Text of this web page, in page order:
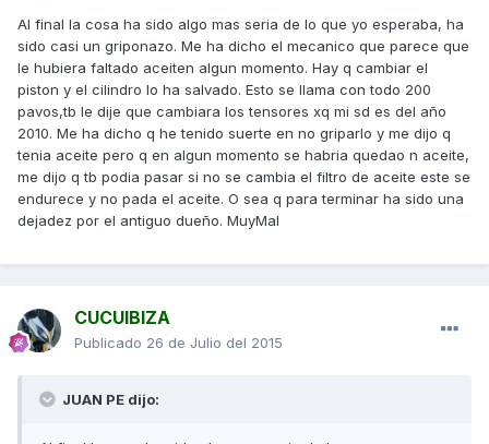
Al final la cosa ha sido algo mas seria de lo que yo esperaba, ha
sido casi un griponazo. Me ha dicho el mecanico que parece que
le hubiera faltado aceiten algun momento. Hay q cambiar el
piston y el cilindro lo ha salvado. Esto se llama con todo 200
pavos,tb le dije que cambiara los tensores xq mi sd es del año
2010. Me ha dicho q he tenido suerte en no griparlo y me dijo q
tenia aceite pero q en algun momento se habria quedao n aceite,
me dijo q tb podia pasar si no se cambia el filtro de aceite este se
endurece y no pada el aceite. O sea q para terminar ha sido una
dejadez por el antiguo dueño. MuyMal
CUCUIBIZA
Publicado 26 de Julio del 2015
JUAN PE dijo: